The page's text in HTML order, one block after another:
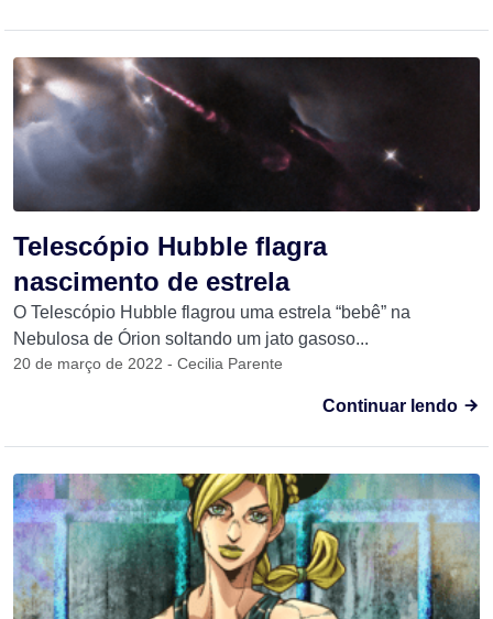
Telescópio Hubble flagra
nascimento de estrela
O Telescópio Hubble flagrou uma estrela “bebê” na
Nebulosa de Órion soltando um jato gasoso...
20 de março de 2022 - Cecilia Parente
Continuar lendo